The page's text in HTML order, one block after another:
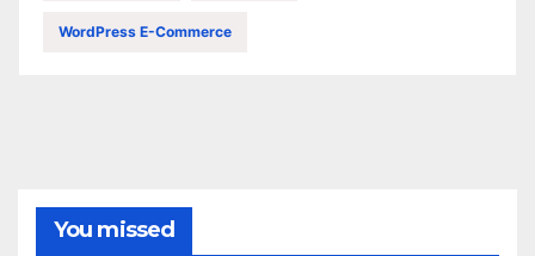
WordPress E-Commerce
You missed